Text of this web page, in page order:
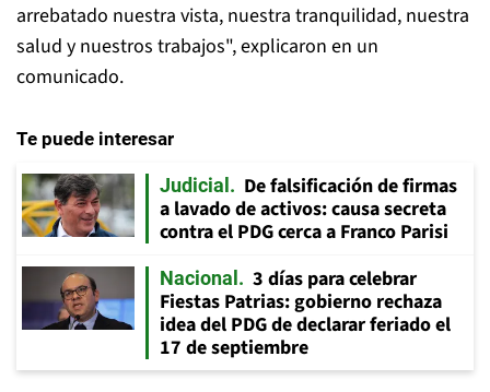
arrebatado nuestra vista, nuestra tranquilidad, nuestra
salud y nuestros trabajos", explicaron en un
comunicado.
Te puede interesar
Judicial
De falsificación de firmas
a lavado de activos: causa secreta
contra el PDG cerca a Franco Parisi
Nacional
3 días para celebrar
Fiestas Patrias: gobierno rechaza
idea del PDG de declarar feriado el
17 de septiembre